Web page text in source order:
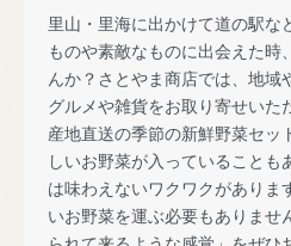
里山・里海に出かけて道の駅な
ものや素敵なものに出会えた
んか？さとやま商店では、地域
グルメや雑貨をお取り寄せいた
産地直送の季節の新鮮野菜セッ
しいお野菜が入っていること
は味わえないワクワクがありま
いお野菜を運ぶ必要もありませ